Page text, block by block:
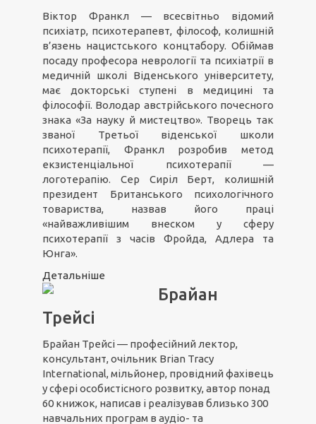
Віктор Франкл — всесвітньо відомий
психіатр, психотерапевт, філософ, колишній
в’язень нацистського концтабору. Обіймав
посаду професора неврології та психіатрії в
медичній школі Віденського університету,
має докторські ступені в медицині та
філософії. Володар австрійського почесного
знака «За науку й мистецтво». Творець так
званої Третьої віденської школи
психотерапії, Франкл розробив метод
екзистенціальної психотерапії —
логотерапію. Сер Сиріл Берт, колишній
президент Британського психологічного
товариства, назвав його праці
«найважливішим внеском у сферу
психотерапії з часів Фройда, Адлера та
Юнга».
Детальніше
Брайан
Трейсі
Брайан Трейсі — професійний лектор,
консультант, очільник Brian Tracy
International, мільйонер, провідний фахівець
у сфері особистісного розвитку, автор понад
60 книжок, написав і реалізував близько 300
навчальних програм в аудіо- та